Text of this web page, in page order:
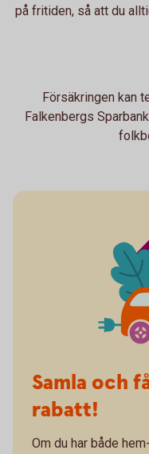
på fritiden, så att du
Försäkringen kan
Falkenbergs
Samla och
rabatt!
Om du har både